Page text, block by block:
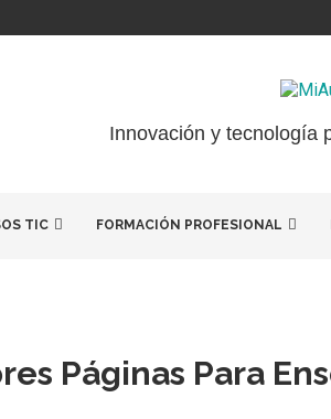
Innovación y tecnología
TIC FORMACIÓN PROFESIONAL
Páginas Para